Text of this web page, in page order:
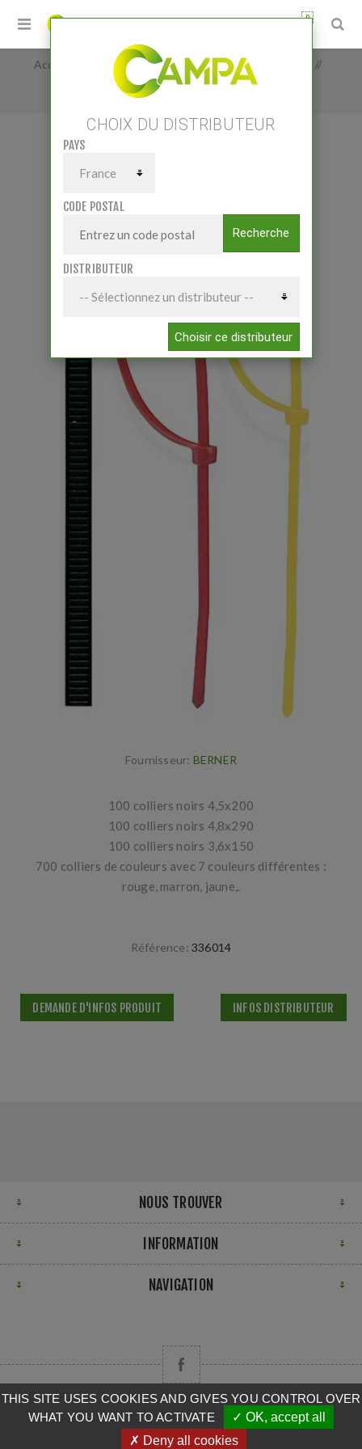
0
Accueil Pièces et accessoires / Consommables /
/ Pack 1000 colliers plastiques
PACK 1000 COLLIERS PLASTIQUES
Fournisseur: BERNER
100 colliers noirs 4,5x200
100 colliers noirs 4,8x290
100 colliers noirs 3,6x150
700 colliers de couleurs avec 7 couleurs différentes :
rouge, marron, jaune,.
Référence: 336014
DEMANDE D'INFOS PRODUIT INFOS DISTRIBUTEUR
NOUS TROUVER
INFORMATION
NAVIGATION
Copyright © 2026 CAMPA. Tous droits réservés.
Powered by nopCommerce
CHOIX DU DISTRIBUTEUR
PAYS
CODE POSTAL
Recherche
DISTRIBUTEUR
Choisir ce distributeur
THIS SITE USES COOKIES AND GIVES YOU CONTROL OVER
WHAT YOU WANT TO ACTIVATE
✓ OK, accept all
✗ Deny all cookies